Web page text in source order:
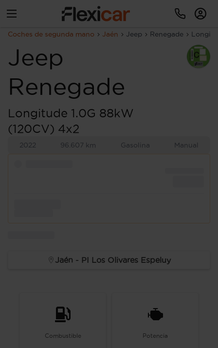
Coches de segunda mano Jaén Jeep Renegade
Jeep
Renegade
Longitude 1.0G 88kW
(120CV) 4x2
2022 96.607 km Gasolina Manual
Jaén - PI Los Olivares Espeluy
Combustible Potencia